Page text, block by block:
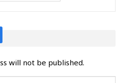
will not be published.